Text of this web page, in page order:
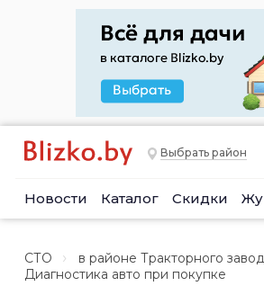
Выбрать район
Новости Каталог Скидки
СТО
в районе Тракторного
Диагностика авто при покупке